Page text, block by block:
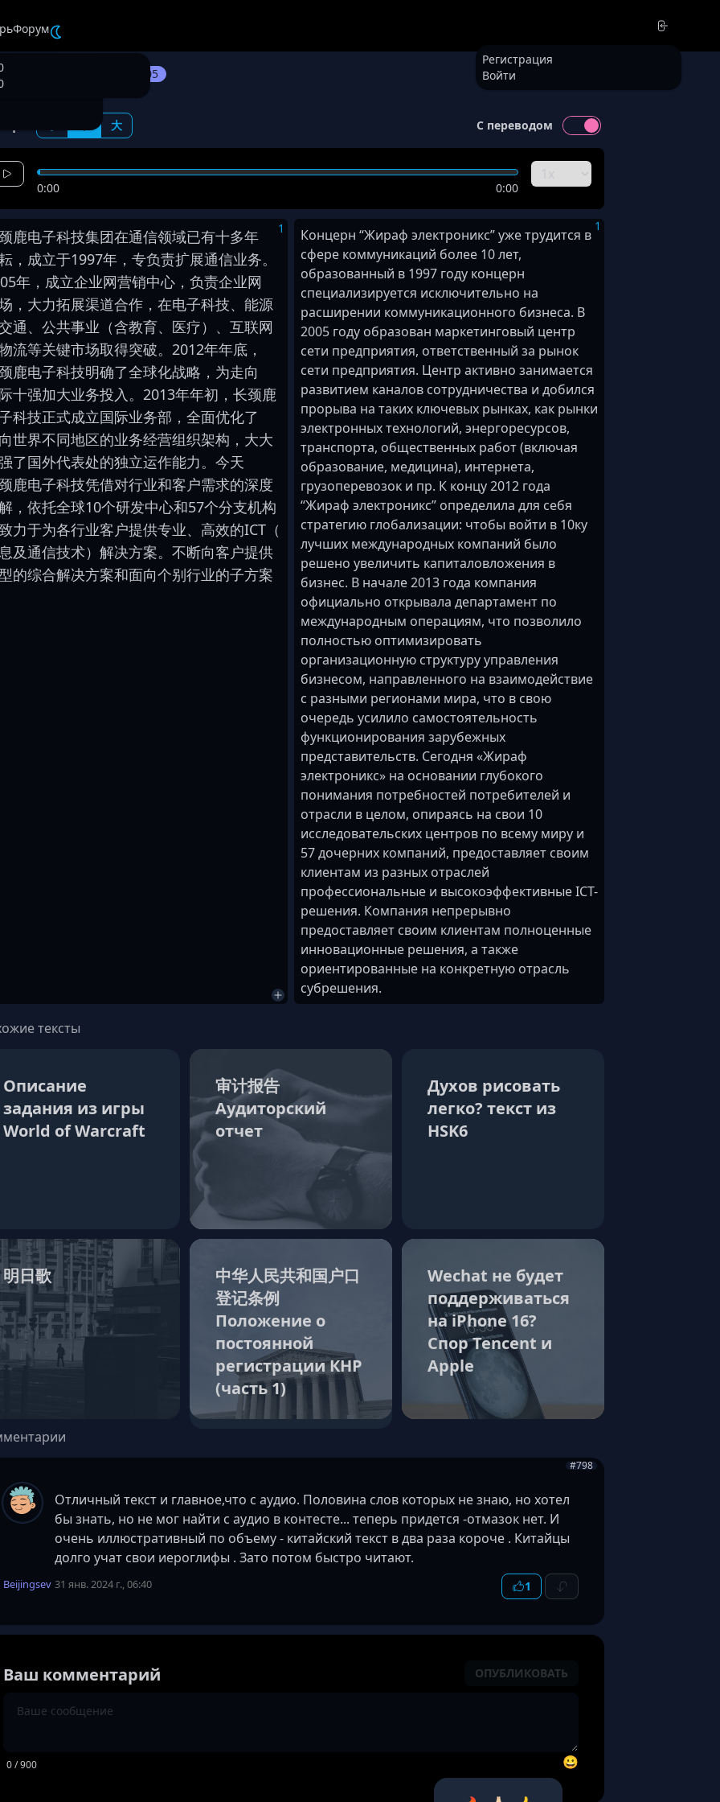
Форум
Регистрация
Войти
Электроникс 8305
大 С переводом
0:00 0:00
1
鹿电子科技集团在通信领域已有十多年
， 成立于1997年 ， 专负责扩展通信业务。
05年 ， 成立企业网营销中心 ， 负责企业网
， 大力拓展渠道合作 ， 在电子科技、 能源
通、 公共事业 （含教育、 医疗） 、 互联网
流等关键市场取得突破。 2012年年底 ，
鹿电子科技明确了全球化战略 ， 为走向
十强加大业务投入。 2013年年初 ， 长颈鹿
科技正式成立国际业务部 ， 全面优化了
世界不同地区的业务经营组织架构 ， 大大
了国外代表处的独立运作能力。 今天
鹿电子科技凭借对行业和客户需求的深度
， 依托全球10个研发中心和57个分支机构
力于为各行业客户提供专业、 高效的ICT （
及通信技术） 解决方案。 不断向客户提供
的综合解决方案和面向个别行业的子方案
1
Концерн “Жираф электроникс” уже трудится в
сфере коммуникаций более 10 лет,
образованный в 1997 году концерн
специализируется исключительно на
расширении коммуникационного бизнеса. В
2005 году образован маркетинговый центр
сети предприятия, ответственный за рынок
сети предприятия. Центр активно занимается
развитием каналов сотрудничества и добился
прорыва на таких ключевых рынках, как рынки
электронных технологий, энергоресурсов,
транспорта, общественных работ (включая
образование, медицина), интернета,
грузоперевозок и пр. К концу 2012 года
“Жираф электроникс” определила для себя
стратегию глобализации: чтобы войти в 10ку
лучших международных компаний было
решено увеличить капиталовложения в
бизнес. В начале 2013 года компания
официально открывала департамент по
международным операциям, что позволило
полностью оптимизировать
организационную структуру управления
бизнесом, направленного на взаимодействие
с разными регионами мира, что в свою
очередь усилило самостоятельность
функционирования зарубежных
представительств. Сегодня «Жираф
электроникс» на основании глубокого
понимания потребностей потребителей и
отрасли в целом, опираясь на свои 10
исследовательских центров по всему миру и
57 дочерних компаний, предоставляет своим
клиентам из разных отраслей
профессиональные и высокоэффективные ICT-
решения. Компания непрерывно
предоставляет своим клиентам полноценные
инновационные решения, а также
ориентированные на конкретную отрасль
субрешения.
тексты
Описание
задания из игры
World of Warcraft
审计报告
Аудиторский
отчет
Духов рисовать
легко? текст из
HSK6
明日歌
中华人民共和国户口
登记条例
Положение о
постоянной
регистрации КНР
(часть 1)
Wechat не будет
поддерживаться
на iPhone 16?
Спор Tencent и
Apple
#798
Отличный текст и главное,что с аудио. Половина слов которых не знаю, но хотел
бы знать, но не мог найти с аудио в контесте... теперь придется -отмазок нет. И
очень иллюстративный по объему - китайский текст в два раза короче . Китайцы
долго учат свои иероглифы . Зато потом быстро читают.
Beijingsev 31 янв. 2024 г., 06:40 1
🔥 👍
👎 👌 💩
😀
🤦‍ ❤️
🚀
💪 🤣 🤷‍
УДАЛИТЬ ОТРЕДАКТИРОВАТЬ
Ваш комментарий ОПУБЛИКОВАТЬ
0/ 900 😀